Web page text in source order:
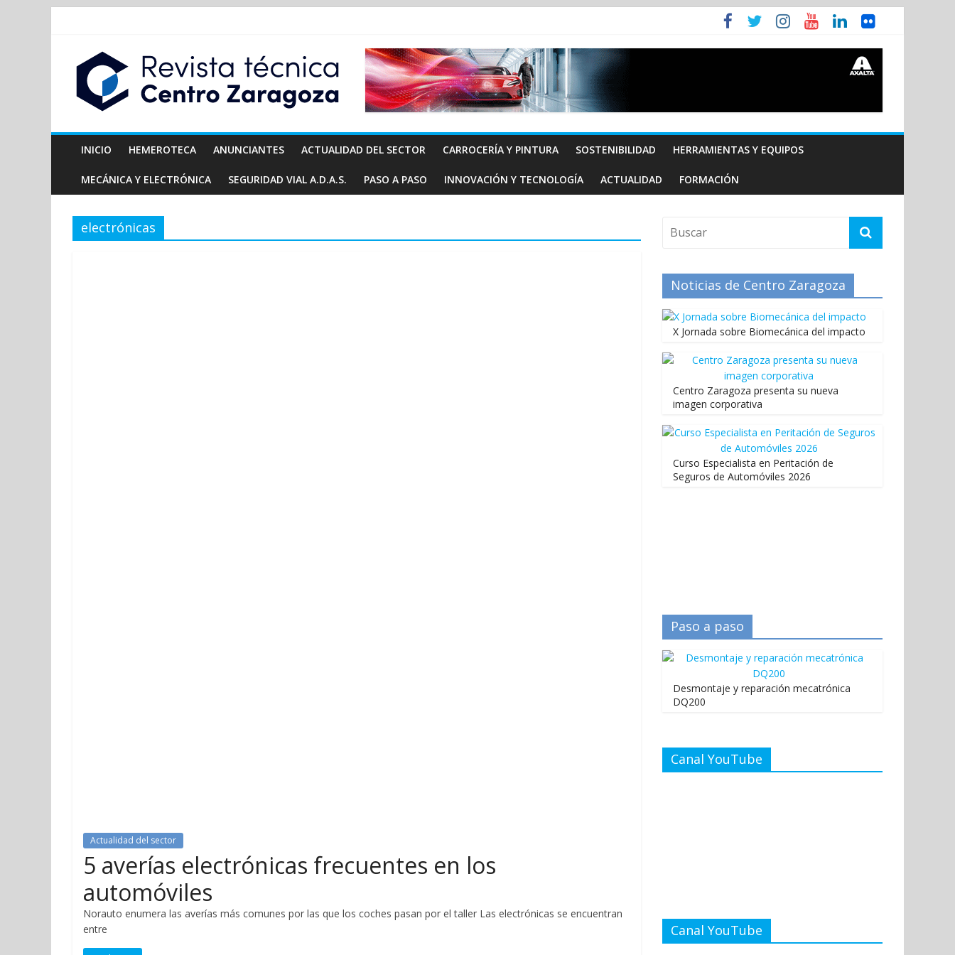
INICIO HEMEROTECA ANUNCIANTES ACTUALIDAD DEL SECTOR CARROCERÍA Y PINTURA SOSTENIBILIDAD HERRAMIENTAS Y EQUIPOS
MECÁNICA Y ELECTRÓNICA SEGURIDAD VIAL A.D.A.S. PASO A PASO INNOVACIÓN Y TECNOLOGÍA ACTUALIDAD FORMACIÓN
electrónicas
Actualidad del sector
5 averías electrónicas frecuentes en los
automóviles
Norauto enumera las averías más comunes por las que los coches pasan por el taller Las electrónicas se encuentran
entre
Noticias de Centro Zaragoza
X Jornada sobre Biomecánica del impacto
Centro Zaragoza presenta su nueva
imagen corporativa
Curso Especialista en Peritación de
Seguros de Automóviles 2026
Paso a paso
Desmontaje y reparación mecatrónica
DQ200
Canal YouTube
Canal YouTube